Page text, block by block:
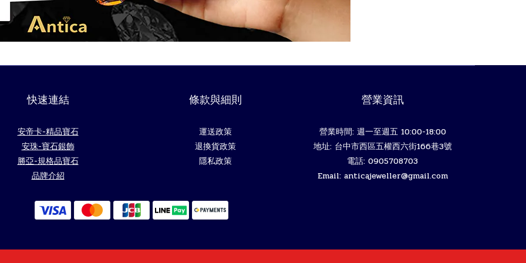
快速連結
安帝卡-精品寶石
安珠-寶石銀飾
勝亞-規格品寶石
品牌介紹
條款與細則
運送政策
退換貨政策
隱私政策
營業資訊
營業時間: 週一至週五 10:00-18:00
地址: 台中市西區五權西六街166巷3號
電話: 0905708703
Email: anticajeweller@gmail.com